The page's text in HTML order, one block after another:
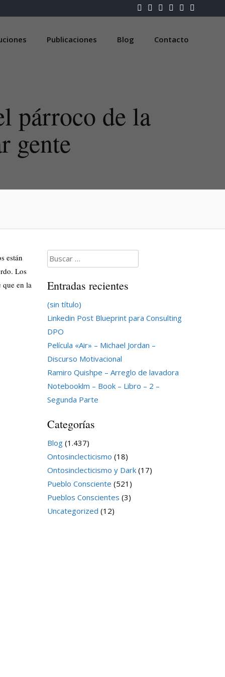
Publicaciones Blog Contacto
párroco de la
gente
están
Los
que en la
Buscar:
Entradas recientes
(sin título)
Linkedin Post Blueprint para Consulting
DPO
Película «Air» – Michael Jordan –
Discurso Motivacional
Ramiro Quishpe – Arreglo de lavadora
Notebooklm – Book – Libro – 2 –
Segunda Parte
Categorías
Blog(1.437)
Ontosinclecticismo (18)
Ontosinclecticismo y Dark(17)
Pueblo Consciente (521)
Pueblos Conscientes (3)
Uncategorized (12)